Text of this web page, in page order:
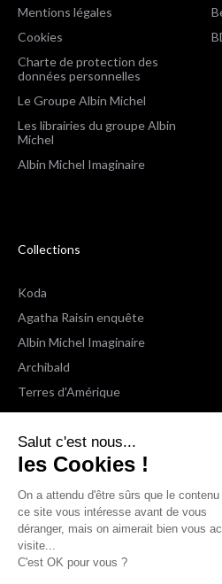
Salut c'est nous...
les Cookies !
On a attendu d'être sûrs que le contenu
ce site vous intéresse avant de vous
déranger, mais on aimerait bien vous
visite...
C'est OK pour vous ?
Mentions légales
Cookies
Charte de protection des
données personnelles
Le Groupe Albin Michel
Les librairies du groupe Albin
Michel
Albin Michel Imaginaire
Collections
Koda
Agatha Raisin enquête
Albin Michel Imaginaire
Archibald
Terres d'Amérique
Espaces Libres Poche
NOX
Wiz
Voir toutes les collections
Nous suivre